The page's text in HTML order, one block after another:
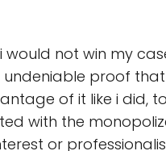
would not win my
undeniable proof
of it like i did,
with the
or